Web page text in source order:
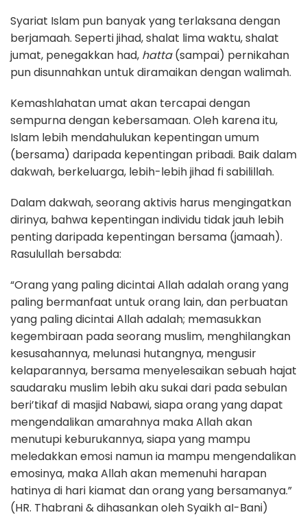
Syariat Islam pun banyak yang terlaksana dengan
berjamaah. Seperti jihad, shalat lima waktu, shalat
jumat, penegakkan had, hatta(sampai) pernikahan
pun disunnahkan untuk diramaikan dengan walimah.
Kemashlahatan umat akan tercapai dengan
sempurna dengan kebersamaan. Oleh karena itu,
Islam lebih mendahulukan kepentingan umum
(bersama) daripada kepentingan pribadi. Baik dalam
dakwah, berkeluarga, lebih-lebih jihad fi sabilillah.
Dalam dakwah, seorang aktivis harus mengingatkan
dirinya, bahwa kepentingan individu tidak jauh lebih
penting daripada kepentingan bersama (jamaah).
Rasulullah bersabda:
“Orang yang paling dicintai Allah adalah orang yang
paling bermanfaat untuk orang lain, dan perbuatan
yang paling dicintai Allah adalah; memasukkan
kegembiraan pada seorang muslim, menghilangkan
kesusahannya, melunasi hutangnya, mengusir
kelaparannya, bersama menyelesaikan sebuah hajat
saudaraku muslim lebih aku sukai dari pada sebulan
beri’tikaf di masjid Nabawi, siapa orang yang dapat
mengendalikan amarahnya maka Allah akan
menutupi keburukannya, siapa yang mampu
meledakkan emosi namun ia mampu mengendalikan
emosinya, maka Allah akan memenuhi harapan
hatinya di hari kiamat dan orang yang bersamanya.”
(HR. Thabrani & dihasankan oleh Syaikh aI-Bani)